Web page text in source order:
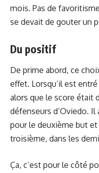
mois. Pas de
se devait de gouter un
Du positif
De prime abord, ce
effet. Lorsqu’il est
alors que le score était
défenseurs d’Oviedo. Il
pour le deuxième but
troisième, dans les
Ça, c’est pour le côté